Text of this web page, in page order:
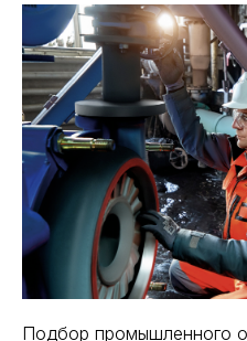
Подбор промышленного